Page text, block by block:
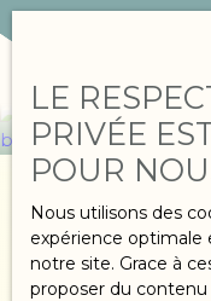
LE
PRIVÉE
POUR
Nous utilisons des
expérience
notre site. Grace à
proposer du